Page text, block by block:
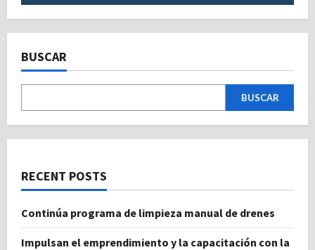
BUSCAR
BUSCAR
RECENT POSTS
Continúa programa de limpieza manual de drenes
Impulsan el emprendimiento y la capacitación con la